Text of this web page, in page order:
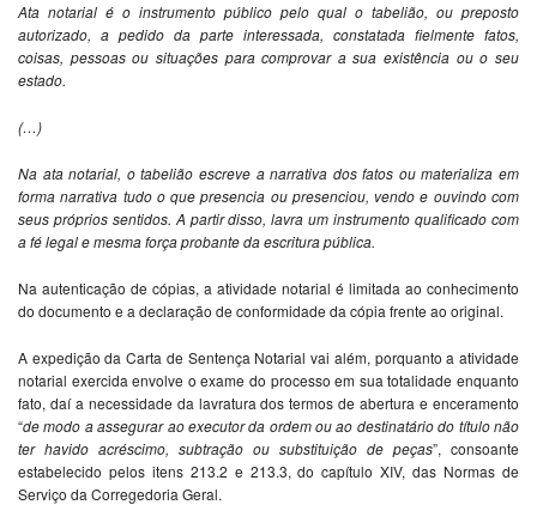
Ata notarial é o instrumento público pelo qual o tabelião, ou preposto
autorizado, a pedido da parte interessada, constatada fielmente fatos,
coisas, pessoas ou situações para comprovar a sua existência ou o seu
estado.
(…)
Na ata notarial, o tabelião escreve a narrativa dos fatos ou materializa em
forma narrativa tudo o que presencia ou presenciou, vendo e ouvindo com
seus próprios sentidos. A partir disso, lavra um instrumento qualificado com
a fé legal e mesma força probante da escritura pública.
Na autenticação de cópias, a atividade notarial é limitada ao conhecimento
do documento e a declaração de conformidade da cópia frente ao original.
A expedição da Carta de Sentença Notarial vai além, porquanto a atividade
notarial exercida envolve o exame do processo em sua totalidade enquanto
fato, daí a necessidade da lavratura dos termos de abertura e enceramento
“de modo a assegurar ao executor da ordem ou ao destinatário do título não
ter havido acréscimo, subtração ou substituição de peças”, consoante
estabelecido pelos itens 213.2 e 213.3, do capítulo XIV, das Normas de
Serviço da Corregedoria Geral.